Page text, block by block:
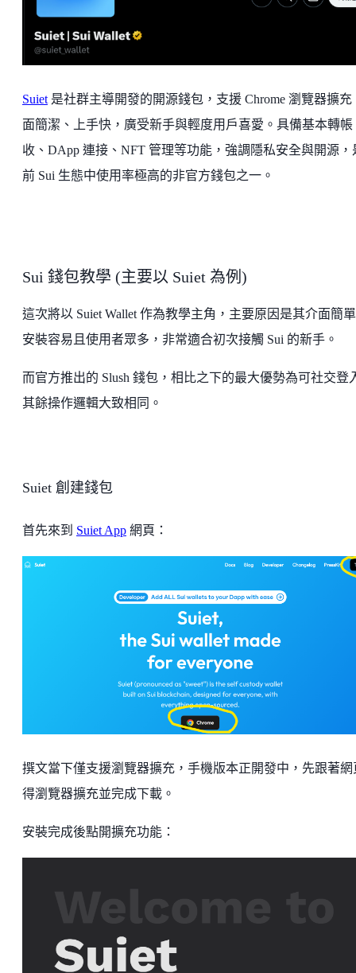
Suiet 是社群主導開發的開源錢包，支援 Chrome 瀏覽器擴充
面簡潔、上手快，廣受新手與輕度用戶喜愛。具備基本轉帳
收、DApp 連接、NFT 管理等功能，強調隱私安全與開源，
前 Sui 生態中使用率極高的非官方錢包之一。
Sui 錢包教學 (主要以 Suiet 為例)
這次將以 Suiet Wallet 作為教學主角，主要原因是其介面簡
安裝容易且使用者眾多，非常適合初次接觸 Sui 的新手。
而官方推出的 Slush 錢包，相比之下的最大優勢為可社交登
其餘操作邏輯大致相同。
Suiet 創建錢包
首先來到 Suiet App 網頁：
撰文當下僅支援瀏覽器擴充，手機版本正開發中，先跟著網
得瀏覽器擴充並完成下載。
安裝完成後點開擴充功能：